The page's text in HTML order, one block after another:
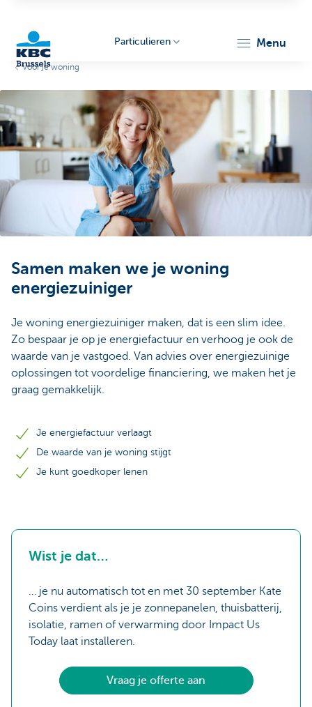
Particulieren menu
Voor je woning
Samen maken we je woning
energiezuiniger
Je woning energiezuiniger maken, dat is een slim idee.
Zo bespaar je op je energiefactuur en verhoog je ook de
waarde van je vastgoed. Van advies over energiezuinige
oplossingen tot voordelige financiering, we maken het je
graag gemakkelijk.
Je energiefactuur verlaagt
De waarde van je woning stijgt
Je kunt goedkoper lenen
Wist je dat…
… je nu automatisch tot en met 30 september Kate
Coins verdient als je je zonnepanelen, thuisbatterij,
isolatie, ramen of verwarming door Impact Us
Today laat installeren.
Vraag je offerte aan